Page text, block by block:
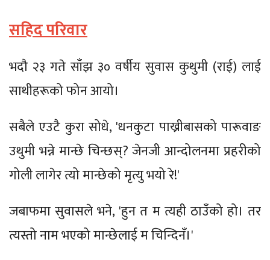
सहिद परिवार
भदौ २३ गते साँझ ३० वर्षीय सुवास कुथुमी (राई) लाई
साथीहरूको फोन आयो।
सबैले एउटै कुरा सोधे, 'धनकुटा पाख्रीबासको पारूवाङ
उथुमी भन्ने मान्छे चिन्छस्? जेनजी आन्दोलनमा प्रहरीको
गोली लागेर त्यो मान्छेको मृत्यु भयो रे!'
जबाफमा सुवासले भने, 'हुन त म त्यही ठाउँको हो। तर
त्यस्तो नाम भएको मान्छेलाई म चिन्दिनँ।'